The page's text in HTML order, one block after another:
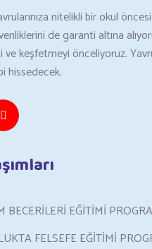
nitelikli bir okul
de garanti altına
keşfetmeyi önceliyoruz.
hissedecek.
BECERİLERİ EĞİTİMİ
FELSEFE EĞİTİMİ